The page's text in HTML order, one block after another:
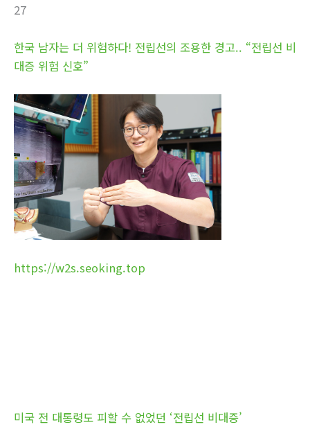
27
한국 남자는 더 위험하다! 전립선의 조용한 경고.. “전립선 비
대증 위험 신호”
https://w2s.seoking.top
미국 전 대통령도 피할 수 없었던 ‘전립선 비대증’